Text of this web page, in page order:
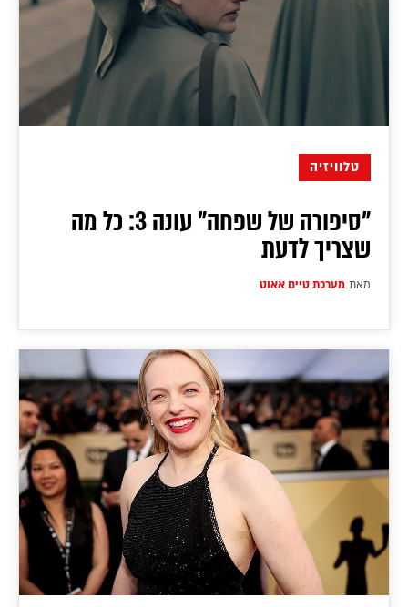
טלוויזיה
"סיפורה של שפחה" עונה 3: כל מה
שצריך לדעת
מאת מערכת טיים אאוט